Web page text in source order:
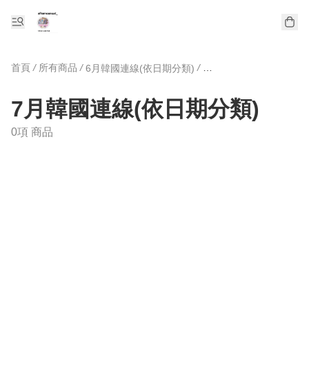
首頁 / 所有商品 / 6月韓國連線(依日期分類) / 7月韓國連線(依日期分
7月韓國連線(依日期分類)
0項 商品